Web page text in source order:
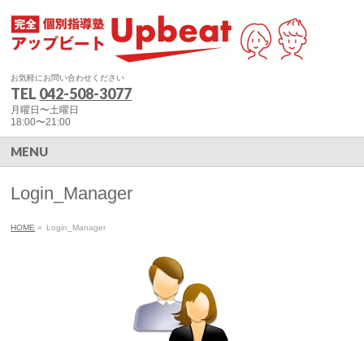
お気軽にお問い合わせください
TEL 042-508-3077
月曜日〜土曜日
18:00〜21:00
MENU
Login_Manager
HOME » Login_Manager